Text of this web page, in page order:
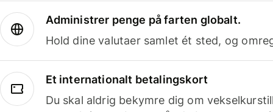
Administrer penge på farten globalt.
Hold dine valutaer samlet ét sted, og
Et internationalt betalingskort
Du skal aldrig bekymre dig om